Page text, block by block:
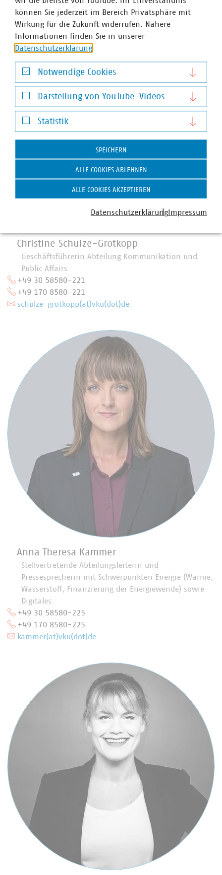
Christine Schulze-Grotkopp
Geschäftsführerin Abteilung Kommunikation und
Public Affairs
+49 30 58580-221
+49 170 8580-221
schulze-grotkopp(at)vku(dot)de
Anna Theresa Kammer
Stellvertretende Abteilungsleiterin und
Pressesprecherin mit Schwerpunkten Energie (Wärme,
Wasserstoff, Finanzierung der Energiewende) sowie
Digitales
+49 30 58580-225
+49 170 8580-225
kammer(at)vku(dot)de
können Sie jederzeit im Bereich Privatsphäre mit
Wirkung für die Zukunft widerrufen. Nähere
Informationen finden Sie in unserer
Datenschutzerklärung
Notwendige Cookies
Notwendige Cookies
Darstellung von YouTube-Videos
Darstellung von YouTube-Videos
Statistik
Statistik
SPEICHERN
ALLE COOKIES ABLEHNEN
ALLE COOKIES AKZEPTIEREN
DatenschutzerklärungImpressum